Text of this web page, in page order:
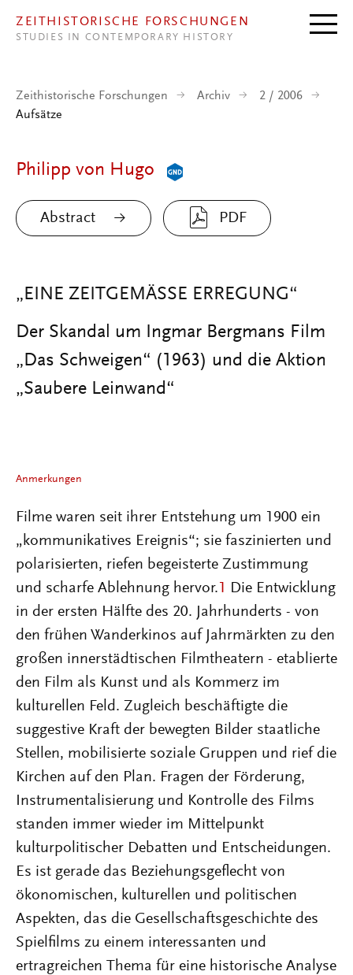
ZEITHISTORISCHE FORSCHUNGEN
STUDIES IN CONTEMPORARY HISTORY
Zeithistorische Forschungen Archiv
2 / 2006
Aufsätze
Philipp von Hugo
Abstract PDF
„EINE ZEITGEMÄSSE ERREGUNG“
Der Skandal um Ingmar Bergmans Film
„Das Schweigen“ (1963) und die Aktion
„Saubere Leinwand“
Anmerkungen
Filme waren seit ihrer Entstehung um 1900 ein
„kommunikatives Ereignis“; sie faszinierten und
polarisierten, riefen begeisterte Zustimmung
und scharfe Ablehnung hervor. 1 Die Entwicklung
in der ersten Hälfte des 20. Jahrhunderts - von
den frühen Wanderkinos auf Jahrmärkten zu den
großen innerstädtischen Filmtheatern - etablierte
den Film als Kunst und als Kommerz im
kulturellen Feld. Zugleich beschäftigte die
suggestive Kraft der bewegten Bilder staatliche
Stellen, mobilisierte soziale Gruppen und rief die
Kirchen auf den Plan. Fragen der Förderung,
Instrumentalisierung und Kontrolle des Films
standen immer wieder im Mittelpunkt
kulturpolitischer Debatten und Entscheidungen.
Es ist gerade das Beziehungsgeflecht von
ökonomischen, kulturellen und politischen
Aspekten, das die Gesellschaftsgeschichte des
Spielfilms zu einem interessanten und
ertragreichen Thema für eine historische Analyse